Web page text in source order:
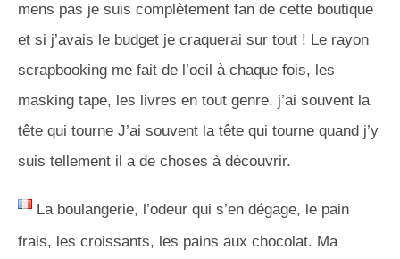
mens pas je suis complètement fan de cette boutique
et si j’avais le budget je craquerai sur tout ! Le rayon
scrapbooking me fait de l’oeil à chaque fois, les
masking tape, les livres en tout genre. j’ai souvent la
tête qui tourne J’ai souvent la tête qui tourne quand j’y
suis tellement il a de choses à découvrir.
La boulangerie, l’odeur qui s’en dégage, le pain
frais, les croissants, les pains aux chocolat. Ma